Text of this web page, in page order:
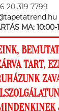
használ,
nyújtsa
20 319 7799
MA: 10:00-
Zrt.
H-EN-I-1064/2013
TART,